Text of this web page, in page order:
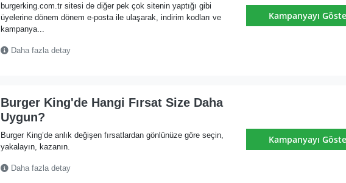
burgerking.com.tr sitesi de diğer pek çok sitenin yaptığı gibi
üyelerine dönem dönem e-posta ile ulaşarak, indirim kodları ve
kampanya...
Daha fazla detay
Kampanyayı
Burger King'de Hangi Fırsat Size Daha
Uygun?
Burger King’de anlık değişen fırsatlardan gönlünüze göre seçin,
yakalayın, kazanın.
Daha fazla detay
Kampanyayı